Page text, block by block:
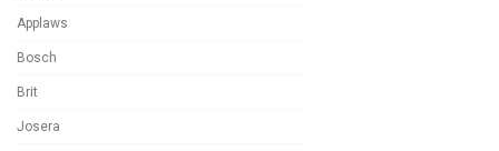
Applaws
Bosch
Brit
Josera